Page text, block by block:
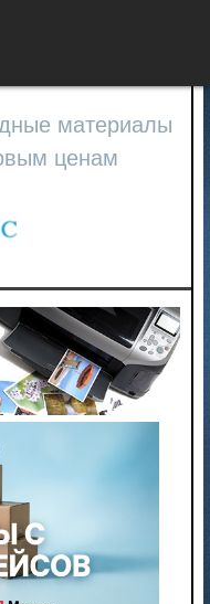
материалы
ценам